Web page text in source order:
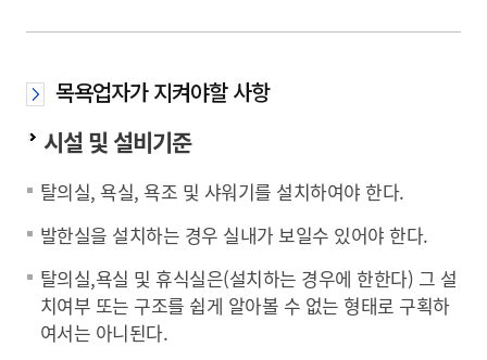
목욕업자가 지켜야할 사항
시설 및 설비기준
탈의실, 욕실, 욕조 및 샤워기를 설치하여야 한다.
발한실을 설치하는 경우 실내가 보일수 있어야 한다.
탈의실,욕실 및 휴식실은(설치하는 경우에 한한다) 그 설
치여부 또는 구조를 쉽게 알아볼 수 없는 형태로 구획하
여서는 아니된다.